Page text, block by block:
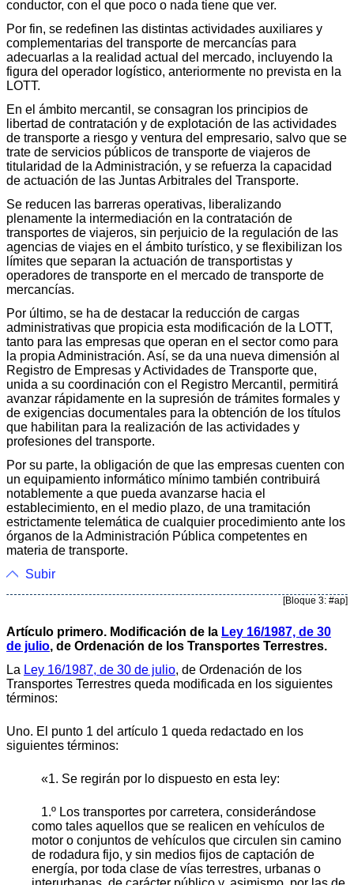
conductor, con el que poco o nada tiene que ver.
Por fin, se redefinen las distintas actividades auxiliares y
complementarias del transporte de mercancías para
adecuarlas a la realidad actual del mercado, incluyendo la
figura del operador logístico, anteriormente no prevista en la
LOTT.
En el ámbito mercantil, se consagran los principios de
libertad de contratación y de explotación de las actividades
de transporte a riesgo y ventura del empresario, salvo que se
trate de servicios públicos de transporte de viajeros de
titularidad de la Administración, y se refuerza la capacidad
de actuación de las Juntas Arbitrales del Transporte.
Se reducen las barreras operativas, liberalizando
plenamente la intermediación en la contratación de
transportes de viajeros, sin perjuicio de la regulación de las
agencias de viajes en el ámbito turístico, y se flexibilizan los
límites que separan la actuación de transportistas y
operadores de transporte en el mercado de transporte de
mercancías.
Por último, se ha de destacar la reducción de cargas
administrativas que propicia esta modificación de la LOTT,
tanto para las empresas que operan en el sector como para
la propia Administración. Así, se da una nueva dimensión al
Registro de Empresas y Actividades de Transporte que,
unida a su coordinación con el Registro Mercantil, permitirá
avanzar rápidamente en la supresión de trámites formales y
de exigencias documentales para la obtención de los títulos
que habilitan para la realización de las actividades y
profesiones del transporte.
Por su parte, la obligación de que las empresas cuenten con
un equipamiento informático mínimo también contribuirá
notablemente a que pueda avanzarse hacia el
establecimiento, en el medio plazo, de una tramitación
estrictamente telemática de cualquier procedimiento ante los
órganos de la Administración Pública competentes en
materia de transporte.
Subir
[Bloque 3: #ap]
Artículo primero. Modificación de la Ley 16/1987, de 30
de julio, de Ordenación de los Transportes Terrestres.
La Ley 16/1987, de 30 de julio, de Ordenación de los
Transportes Terrestres queda modificada en los siguientes
términos:
Uno. El punto 1 del artículo 1 queda redactado en los
siguientes términos:
«1. Se regirán por lo dispuesto en esta ley:
1.º Los transportes por carretera, considerándose
como tales aquellos que se realicen en vehículos de
motor o conjuntos de vehículos que circulen sin camino
de rodadura fijo, y sin medios fijos de captación de
energía, por toda clase de vías terrestres, urbanas o